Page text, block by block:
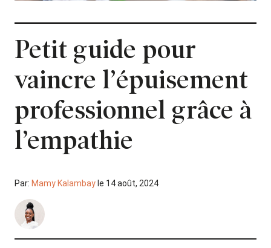
Petit guide pour
vaincre l’épuisement
professionnel grâce à
l’empathie
Par: Mamy Kalambay le 14 août, 2024